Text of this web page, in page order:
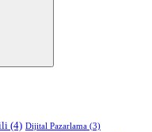
(4) Dijital Pazarlama (3)